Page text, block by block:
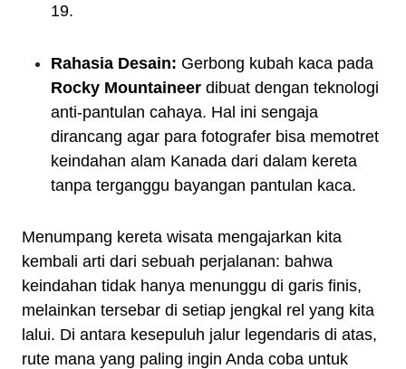
19.
Rahasia Desain: Gerbong kubah kaca pada
Rocky Mountaineer dibuat dengan teknologi
anti-pantulan cahaya. Hal ini sengaja
dirancang agar para fotografer bisa memotret
keindahan alam Kanada dari dalam kereta
tanpa terganggu bayangan pantulan kaca.
Menumpang kereta wisata mengajarkan kita
kembali arti dari sebuah perjalanan: bahwa
keindahan tidak hanya menunggu di garis finis,
melainkan tersebar di setiap jengkal rel yang kita
lalui. Di antara kesepuluh jalur legendaris di atas,
rute mana yang paling ingin Anda coba untuk